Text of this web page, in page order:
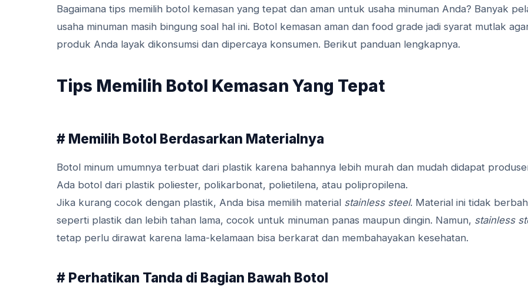
Bagaimana tips memilih botol kemasan yang tepat dan aman untuk usaha minuman Anda? Banyak
usaha minuman masih bingung soal hal ini. Botol kemasan aman dan food grade jadi syarat mutlak
produk Anda layak dikonsumsi dan dipercaya konsumen. Berikut panduan lengkapnya.
Tips Memilih Botol Kemasan Yang Tepat
# Memilih Botol Berdasarkan Materialnya
Botol minum umumnya terbuat dari plastik karena bahannya lebih murah dan mudah didapat
Ada botol dari plastik poliester, polikarbonat, polietilena, atau polipropilena.
Jika kurang cocok dengan plastik, Anda bisa memilih material stainless steel. Material ini tidak
seperti plastik dan lebih tahan lama, cocok untuk minuman panas maupun dingin. Namun, stainless
tetap perlu dirawat karena lama-kelamaan bisa berkarat dan membahayakan kesehatan.
# Perhatikan Tanda di Bagian Bawah Botol